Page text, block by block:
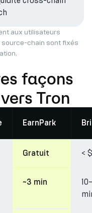
aux utilisateurs
source-chain sont fixés
façons
Tron
EarnPark
Gratuit <
~3 min